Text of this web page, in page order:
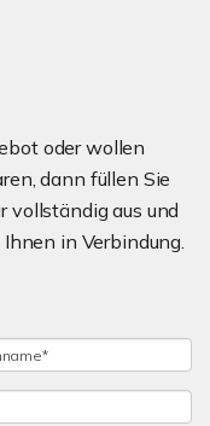
oder wollen
dann füllen Sie
vollständig aus und
in Verbindung.